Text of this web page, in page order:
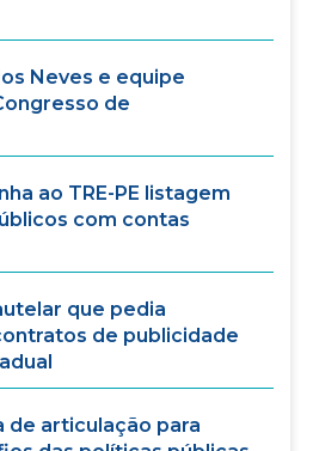
Neves e equipe
de
ao TRE-PE listagem
com contas
que pedia
de publicidade
de articulação para